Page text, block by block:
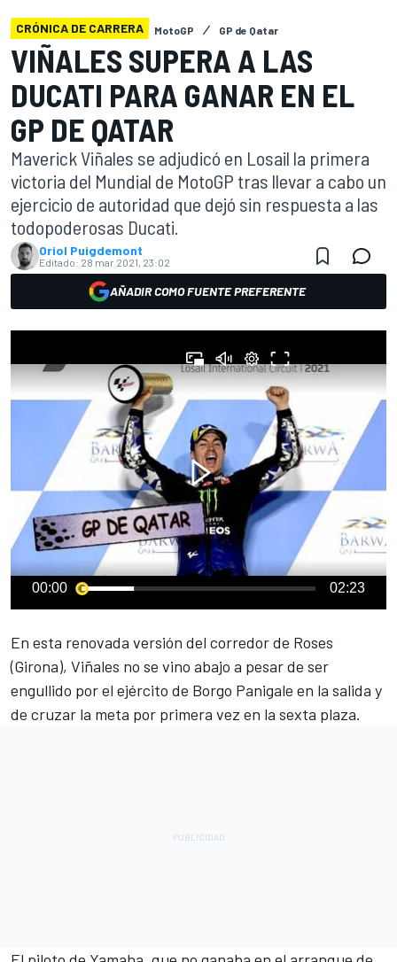
CRÓNICA DE CARRERA MotoGP GP de Qatar
VIÑALES SUPERA A LAS
DUCATI PARA GANAR EN EL
GP DE QATAR
Maverick Viñales se adjudicó en Losail la primera
victoria del Mundial de MotoGP tras llevar a cabo un
ejercicio de autoridad que dejó sin respuesta a las
todopoderosas Ducati.
Oriol Puigdemont
Editado: 28 mar 2021, 23:02
AÑADIR COMO FUENTE PREFERENTE
00:00 02:23
En esta renovada versión del corredor de Roses
(Girona), Viñales no se vino abajo a pesar de ser
engullido por el ejército de Borgo Panigale en la salida y
de cruzar la meta por primera vez en la sexta plaza.